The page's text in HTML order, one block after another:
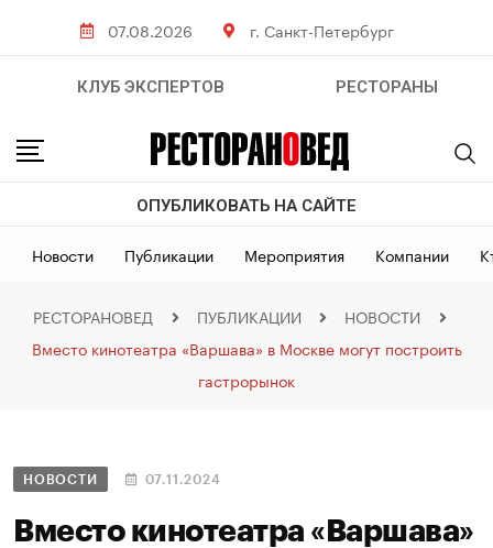
07.08.2026 г. Санкт-Петербург
КЛУБ ЭКСПЕРТОВ РЕСТОРАНЫ
ОПУБЛИКОВАТЬ НА САЙТЕ
Новости Публикации Мероприятия Компании
РЕСТОРАНОВЕД ПУБЛИКАЦИИ
НОВОСТИ
Вместо кинотеатра «Варшава» в Москве могут построить
гастрорынок
НОВОСТИ 07.11.2024
Вместо кинотеатра «Варшава»